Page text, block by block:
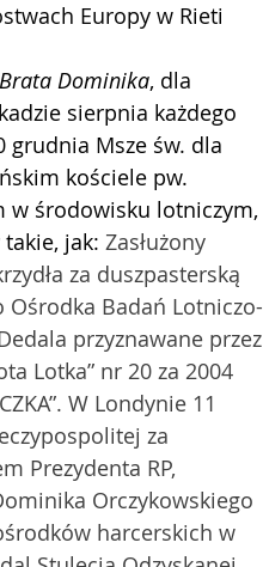
Europy w Rieti
Dominika, dla
sierpnia każdego
grudnia Msze św. dla
kościele pw.
w środowisku lotniczym,
jak: Zasłużony
za duszpasterską
Ośrodka Badań Lotniczo-
przyznawane przez
Lotka” nr 20 za 2004
W Londynie 11
za
Prezydenta RP,
Orczykowskiego
harcerskich w